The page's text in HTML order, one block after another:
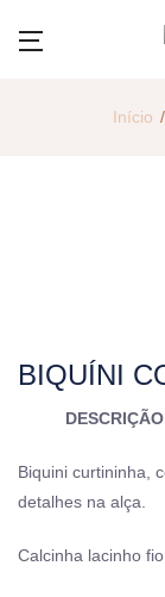
Início
BIQUÍNI
DESCRIÇÃO
Biquini curtininha,
detalhes na alça.
Calcinha lacinho fio